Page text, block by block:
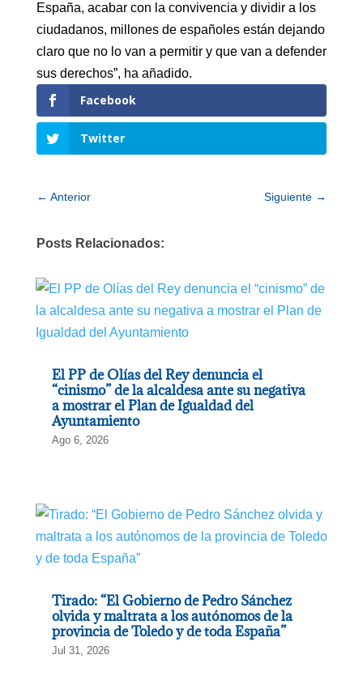
España, acabar con la convivencia y dividir a los
ciudadanos, millones de españoles están dejando
claro que no lo van a permitir y que van a defender
sus derechos”, ha añadido.
Facebook
Twitter
← Anterior Siguiente →
Posts Relacionados:
El PP de Olías del Rey denuncia el
“cinismo” de la alcaldesa ante su negativa
a mostrar el Plan de Igualdad del
Ayuntamiento
Ago 6, 2026
Tirado: “El Gobierno de Pedro Sánchez
olvida y maltrata a los autónomos de la
provincia de Toledo y de toda España”
Jul 31, 2026